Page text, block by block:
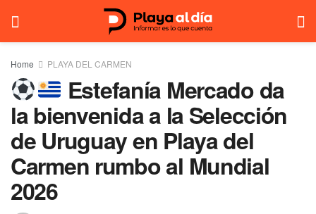
Home PLAYA DEL CARMEN
Estefanía Mercado da
la bienvenida a la Selección
de Uruguay en Playa del
Carmen rumbo al Mundial
2026